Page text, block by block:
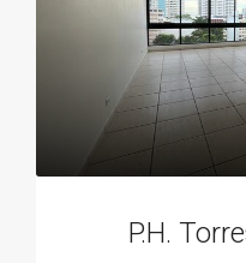
P.H.